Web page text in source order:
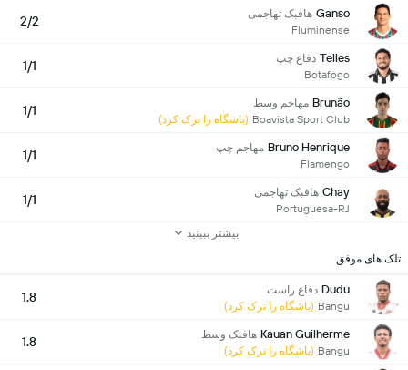
Ganso هافبک تهاجمی
Fluminense
2/2
Telles دفاع چپ
Botafogo
1/1
Brunão مهاجم وسط
Boavista Sport Club (باشگاه را ترک کرد)
1/1
Bruno Henrique مهاجم چپ
Flamengo
1/1
Chay هافبک تهاجمی
Portuguesa-RJ
1/1
بیشتر ببینید
تلک های موفق
Dudu دفاع راست
Bangu (باشگاه را ترک کرد)
1.8
Kauan Guilherme هافبک وسط
Bangu (باشگاه را ترک کرد)
1.8